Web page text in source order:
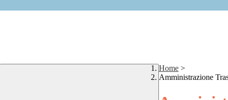
Home >
Amministrazione